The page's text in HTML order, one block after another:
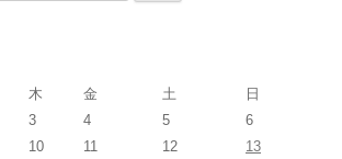
木 金 土 日
3 4 5
6
10 11 12
13